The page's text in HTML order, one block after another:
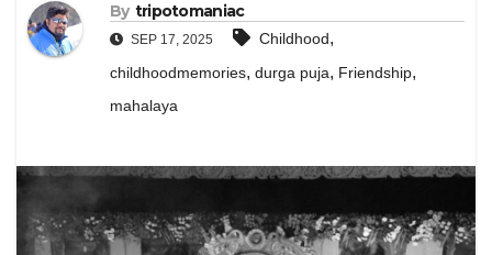
By tripotomaniac
SEP 17, 2025 Childhood,
childhoodmemories, durga puja, Friendship,
mahalaya